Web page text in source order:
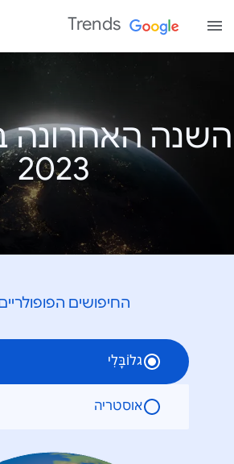
Trends
השנה האחרונה
החיפושים
גלוֹבָּלִי
אוסטריה